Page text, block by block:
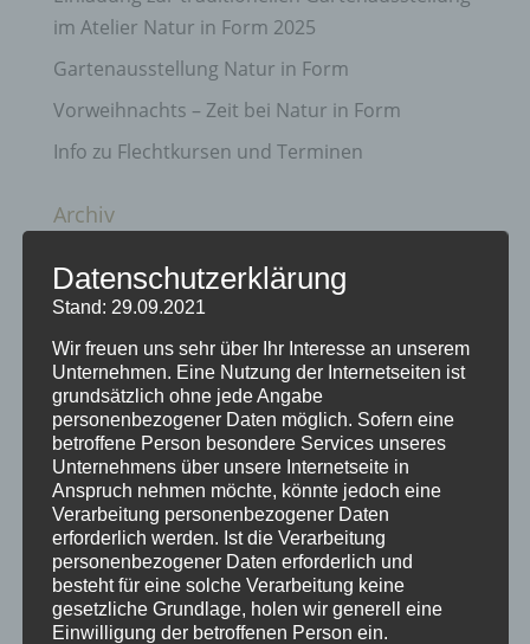
im Atelier Natur in Form 2025
Gartenausstellung Natur in Form
Vorweihnachts – Zeit bei Natur in Form
Info zu Flechtkursen und Terminen
Archiv
März 2025
Juni 2021
November 2020
Juni 2020
September 2019
August 2019
Oktober 2018
August 2018
Juli 2018
Datenschutzerklärung
Stand: 29.09.2021
Wir freuen uns sehr über Ihr Interesse an unserem
Unternehmen. Eine Nutzung der Internetseiten ist
grundsätzlich ohne jede Angabe
personenbezogener Daten möglich. Sofern eine
betroffene Person besondere Services unseres
Unternehmens über unsere Internetseite in
Anspruch nehmen möchte, könnte jedoch eine
Verarbeitung personenbezogener Daten
erforderlich werden. Ist die Verarbeitung
personenbezogener Daten erforderlich und
besteht für eine solche Verarbeitung keine
gesetzliche Grundlage, holen wir generell eine
Einwilligung der betroffenen Person ein.